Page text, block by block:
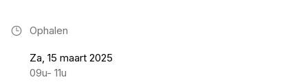
Ophalen
Za, 15 maart 2025
09u- 11u